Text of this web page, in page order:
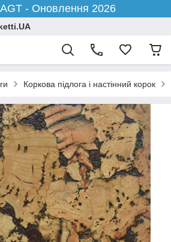
- Оновлення 2026
Коркова підлога і настінний корок